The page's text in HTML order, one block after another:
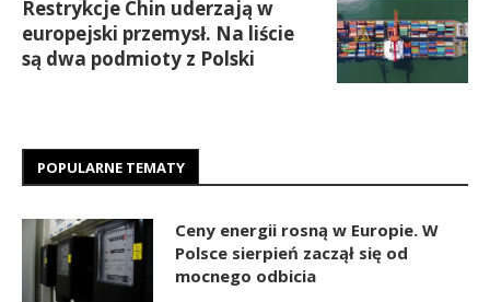
Restrykcje Chin uderzają w
europejski przemysł. Na liście
są dwa podmioty z Polski
POPULARNE TEMATY
Ceny energii rosną w Europie. W
Polsce sierpień zaczął się od
mocnego odbicia